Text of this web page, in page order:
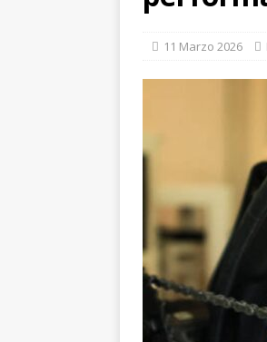
11 Marzo 2026